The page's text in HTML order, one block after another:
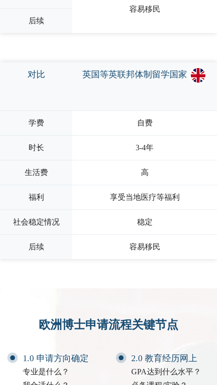
后续
容易移民
对比
学费
时长
生活费
福利
社会稳定情况
后续
英国等英联邦体制留学国家
自费
3-4年
高
享受当地医疗等福利
稳定
容易移民
欧洲博士申请流程关键节点
1.0 申请方向确定
专业是什么？
2.0 教育经历网上
GPA达到什么水平？